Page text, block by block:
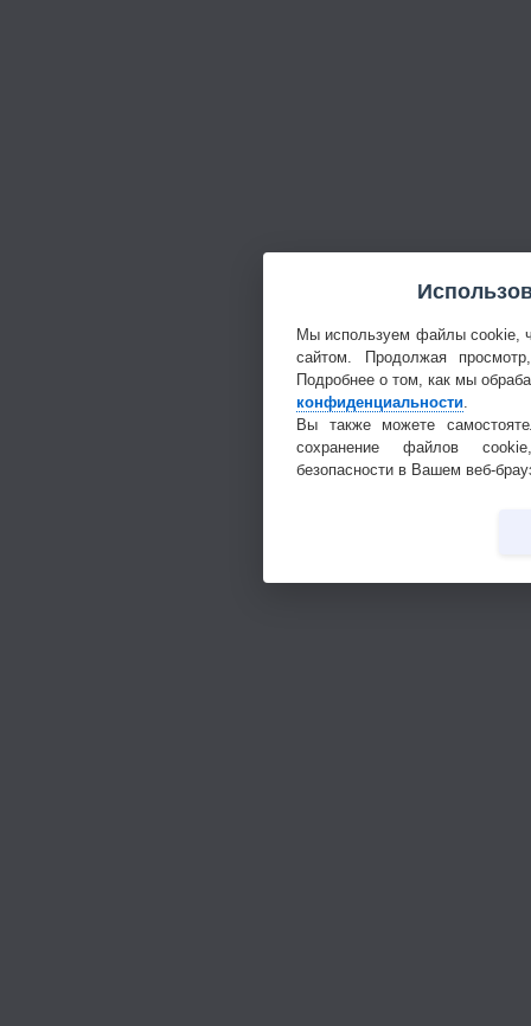
Мы используем файлы cookie,
сайтом. Продолжая
Подробнее о том, как мы
конфиденциальности
Вы также можете
сохранение файлов
безопасности в Вашем веб-